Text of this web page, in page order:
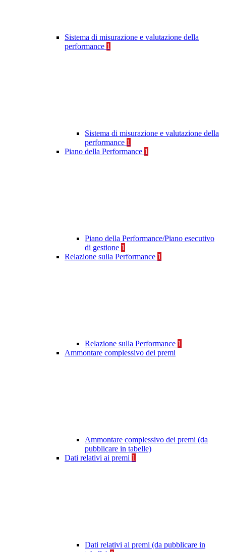
Sistema di misurazione e valutazione della
performance 1
Sistema di misurazione e valutazione della
performance 1
Piano della Performance 1
Piano della Performance/Piano esecutivo
di gestione 1
Relazione sulla Performance 1
Relazione sulla Performance 1
Ammontare complessivo dei premi
Ammontare complessivo dei premi (da
pubblicare in tabelle)
Dati relativi ai premi 1
Dati relativi ai premi (da pubblicare in